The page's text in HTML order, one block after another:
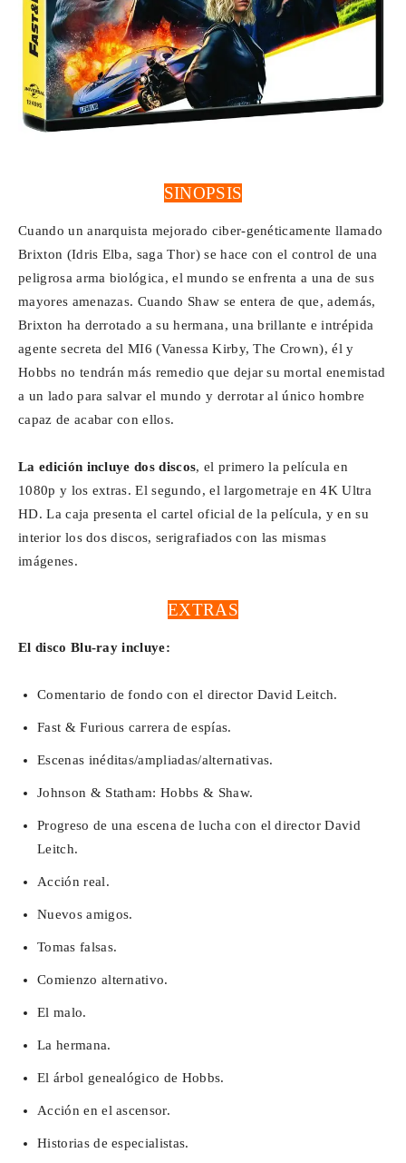
SINOPSIS
Cuando un anarquista mejorado ciber-genéticamente llamado
Brixton (Idris Elba, saga Thor) se hace con el control de una
peligrosa arma biológica, el mundo se enfrenta a una de sus
mayores amenazas. Cuando Shaw se entera de que, además,
Brixton ha derrotado a su hermana, una brillante e intrépida
agente secreta del MI6 (Vanessa Kirby, The Crown), él y
Hobbs no tendrán más remedio que dejar su mortal enemistad
a un lado para salvar el mundo y derrotar al único hombre
capaz de acabar con ellos.
La edición incluye dos discos, el primero la película en
1080p y los extras. El segundo, el largometraje en 4K Ultra
HD. La caja presenta el cartel oficial de la película, y en su
interior los dos discos, serigrafiados con las mismas
imágenes.
EXTRAS
El disco Blu-ray incluye:
Comentario de fondo con el director David Leitch.
Fast & Furious carrera de espías.
Escenas inéditas/ampliadas/alternativas.
Johnson & Statham: Hobbs & Shaw.
Progreso de una escena de lucha con el director David
Leitch.
Acción real.
Nuevos amigos.
Tomas falsas.
Comienzo alternativo.
El malo.
La hermana.
El árbol genealógico de Hobbs.
Acción en el ascensor.
Historias de especialistas.